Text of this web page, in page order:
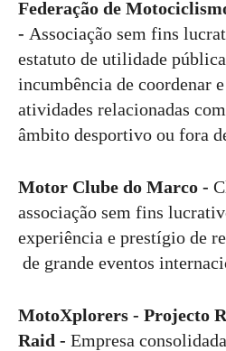
Federação de
- Associação sem fins
estatuto de utilidade
incumbência de coordenar
atividades relacionadas
âmbito desportivo ou fora
Motor Clube do Marco -
associação sem fins
experiência e prestígio de
de grande eventos
MotoXplorers - Projecto
Raid - Empresa